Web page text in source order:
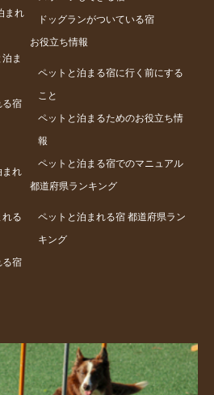
まれ
ま
る宿
まれ
れる
る宿
ドッグランがついている宿
お役立ち情報
ペットと泊まる宿に行く前にする
こと
ペットと泊まるためのお役立ち情
報
ペットと泊まる宿でのマニュアル
都道府県ランキング
ペットと泊まれる宿 都道府県ラン
キング